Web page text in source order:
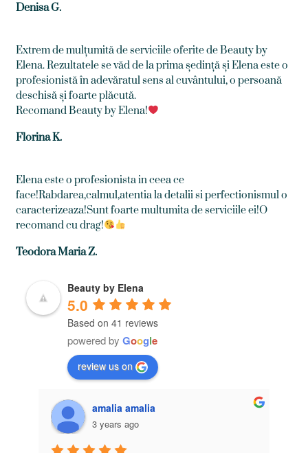
Denisa G.
Extrem de mulțumită de serviciile oferite de Beauty by
Elena. Rezultatele se văd de la prima ședință și Elena este o
profesionistă în adevăratul sens al cuvântului, o persoană
deschisă și foarte plăcută.
Recomand Beauty by Elena!
Florina K.
Elena este o profesionista in ceea ce
face!Rabdarea,calmul,atentia la detalii si perfectionismul o
caracterizeaza!Sunt foarte multumita de serviciile ei!O
recomand cu drag!
Teodora Maria Z.
Beauty by Elena
5.0
Based on 41 reviews
powered by Google
review us on
amalia amalia
3 years ago